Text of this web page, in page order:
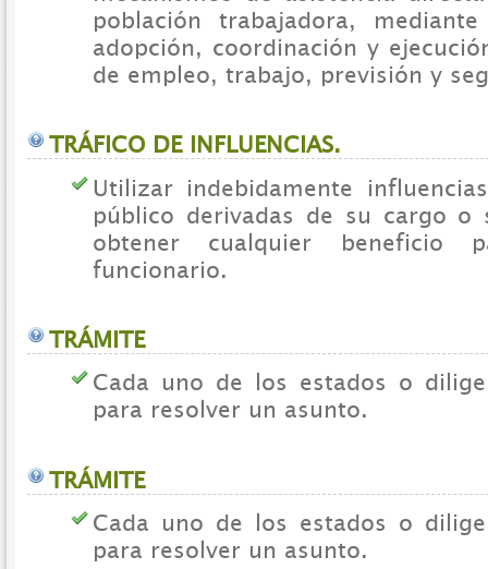
población trabajadora,
adopción, coordinación y
de empleo, trabajo, previsión y
TRÁFICO DE INFLUENCIAS.
Utilizar indebidamente
público derivadas de su cargo o
obtener cualquier beneficio
funcionario.
TRÁMITE
Cada uno de los estados o
para resolver un asunto.
TRÁMITE
Cada uno de los estados o
para resolver un asunto.